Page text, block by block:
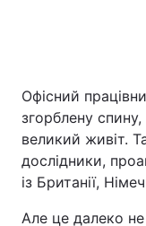
Головна
Україна
Економіка
Офісний
згорблену спину,
великий живіт.
дослідники,
із Британії,
Але це далеко не